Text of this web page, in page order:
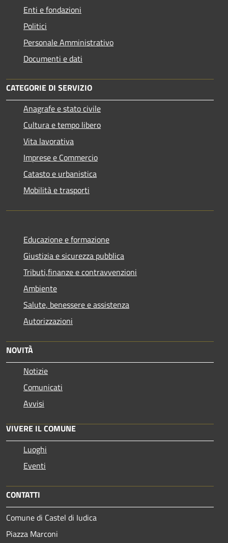
Enti e fondazioni
Politici
Personale Amministrativo
Documenti e dati
CATEGORIE DI SERVIZIO
Anagrafe e stato civile
Cultura e tempo libero
Vita lavorativa
Imprese e Commercio
Catasto e urbanistica
Mobilità e trasporti
Educazione e formazione
Giustizia e sicurezza pubblica
Tributi,finanze e contravvenzioni
Ambiente
Salute, benessere e assistenza
Autorizzazioni
NOVITÀ
Notizie
Comunicati
Avvisi
VIVERE IL COMUNE
Luoghi
Eventi
CONTATTI
Comune di Castel di Iudica
Piazza Marconi